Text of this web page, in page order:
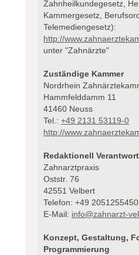
Zahnheilkundegesetz,
Kammergesetz,
Telemediengesetz):
http://
unter "Zahnärzte"
Zuständige Kammer
Nordrhein
Hammfelddamm 11
41460 Neuss
Tel.: +49 2131 53119-0
http://
Redaktionell
Zahnarztpraxis
Oststr. 76
42551 Velbert
Telefon: +49 2051255450
E-Mail: info@zahnarzt-
Konzept, Gestaltung,
Programmierung